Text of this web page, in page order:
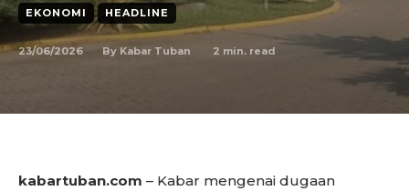
EKONOMI HEADLINE
23/06/2026 By Kabar Tuban 2 min. read
kabartuban.com – Kabar mengenai dugaan